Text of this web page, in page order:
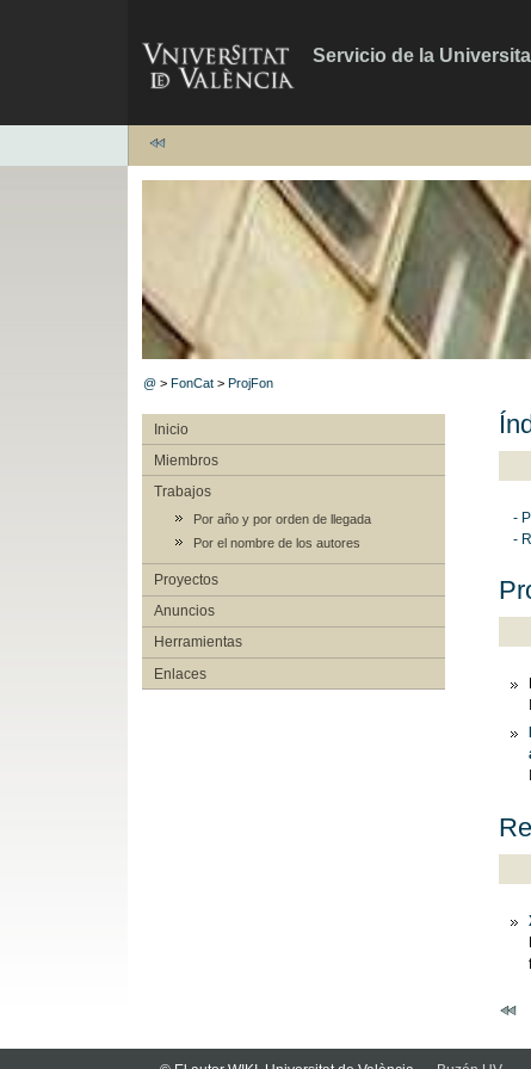
Servicio de la
@ >FonCat >ProjFon
Inicio
Miembros
Trabajos
Por año y por orden de llegada
Por el nombre de los autores
Proyectos
Anuncios
Herramientas
Enlaces
-
-